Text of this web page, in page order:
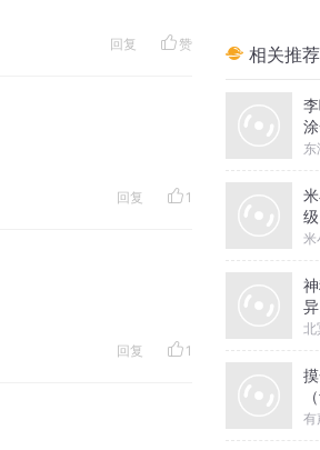
回复 赞
回复 1
回复 1
相关推荐
级
米
北
有